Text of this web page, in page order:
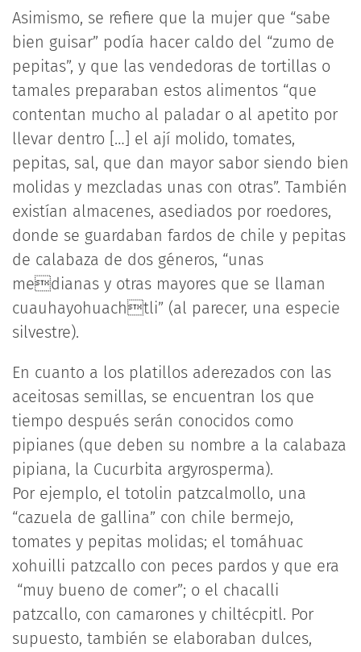
Asimismo, se refiere que la mujer que “sabe
bien guisar” podía hacer caldo del “zumo de
pepitas”, y que las vendedoras de tortillas o
tamales preparaban estos alimentos “que
contentan mucho al paladar o al apetito por
llevar dentro […] el ají molido, tomates,
pepitas, sal, que dan mayor sabor siendo bien
molidas y mezcladas unas con otras”. También
existían almacenes, asediados por roedores,
donde se guardaban fardos de chile y pepitas
de calabaza de dos géneros, “unas
medianas y otras mayores que se llaman
cuauhayohuachtli” (al parecer, una especie
silvestre).
En cuanto a los platillos aderezados con las
aceitosas semillas, se encuentran los que
tiempo después serán conocidos como
pipianes (que deben su nombre a la calabaza
pipiana, la Cucurbita argyrosperma).
Por ejemplo, el totolin patzcalmollo, una
“cazuela de gallina” con chile bermejo,
tomates y pepitas molidas; el tomáhuac
xohuilli patzcallo con peces pardos y que era
“muy bueno de comer”; o el chacalli
patzcallo, con camarones y chiltécpitl. Por
supuesto, también se elaboraban dulces,